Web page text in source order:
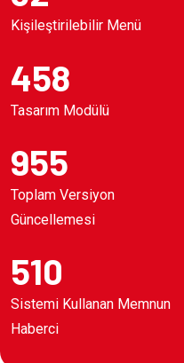
Kişileştirilebilir Menü
458
Tasarım Modülü
955
Toplam Versiyon
Güncellemesi
510
Sistemi Kullanan Memnun
Haberci